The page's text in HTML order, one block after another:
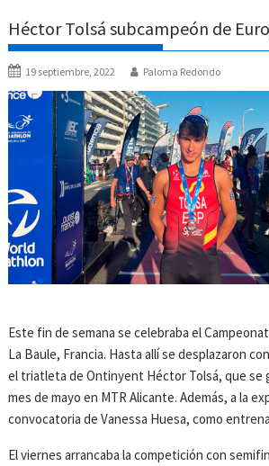
Héctor Tolsá subcampeón de
19 septiembre, 2022 Paloma Redondo
Este fin de semana se celebraba el
La Baule, Francia. Hasta allí se desplazaron
el triatleta de Ontinyent Héctor Tolsá, que se
mes de mayo en MTR Alicante. Además, a la
convocatoria de Vanessa Huesa, como
El viernes arrancaba la competición con